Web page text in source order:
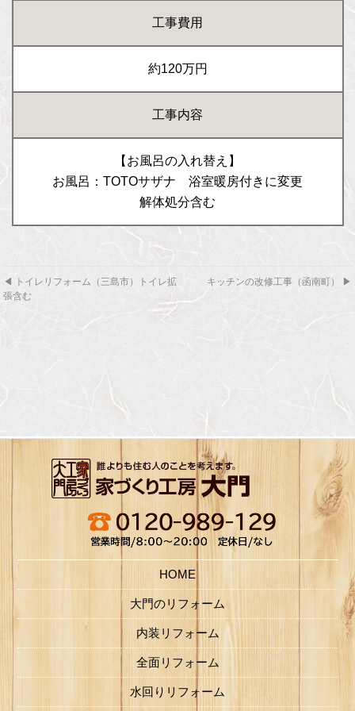
工事費用
約120万円
工事内容
【 お風呂の入れ替え 】
お風呂：TOTOサザナ 浴室暖房付きに変更
解体処分含む
◀
トイレリフォーム（三島市）トイレ拡
張含む
キッチンの改修工事（函南町） ▶
HOME
大門のリフォーム
内装リフォーム
全面リフォーム
水回りリフォーム